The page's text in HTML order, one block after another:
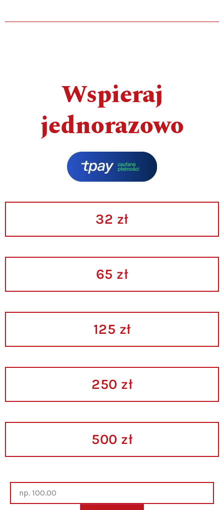
Wspieraj
jednorazowo
32 zł
65 zł
125 zł
250 zł
500 zł